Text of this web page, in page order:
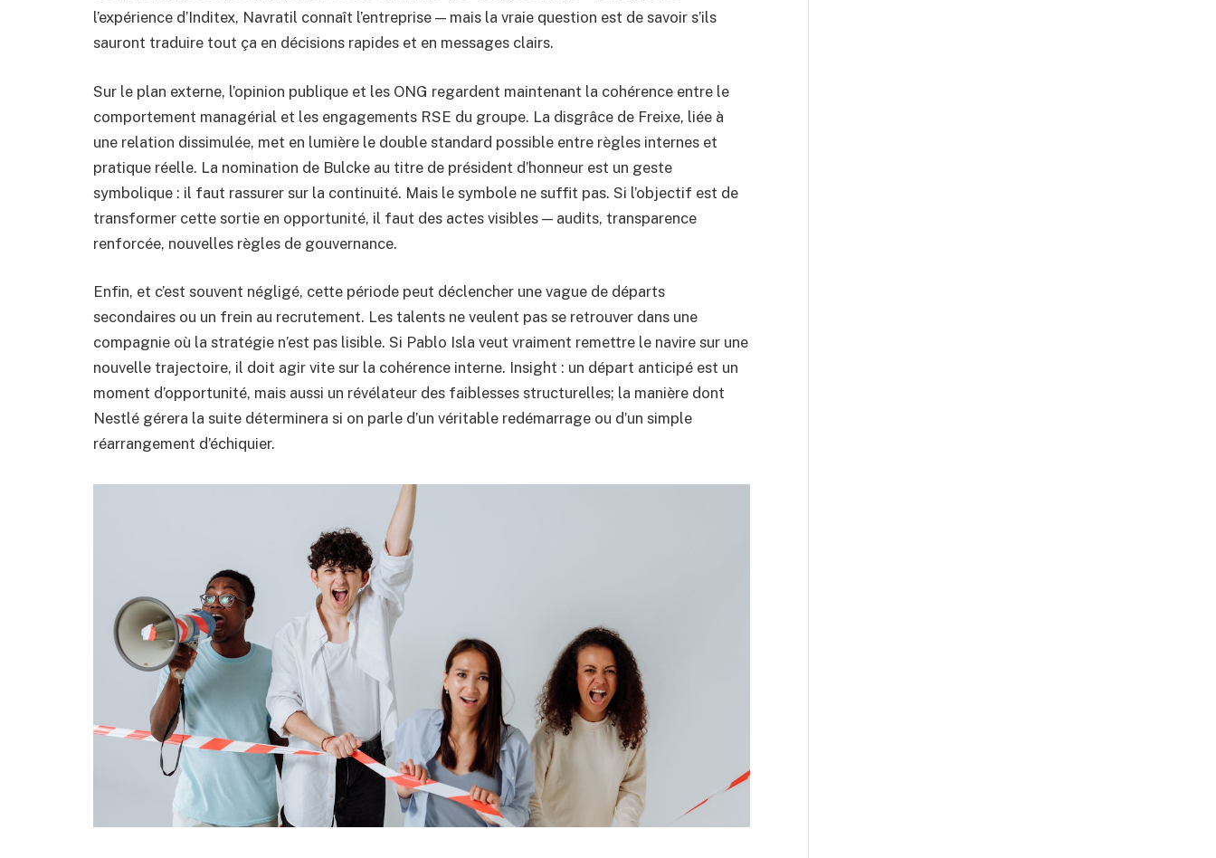
l’expérience d’Inditex, Navratil connaît l’entreprise — mais la vraie question est de savoir s’ils
sauront traduire tout ça en décisions rapides et en messages clairs.
Sur le plan externe, l’opinion publique et les ONG regardent maintenant la cohérence entre le
comportement managérial et les engagements RSE du groupe. La disgrâce de Freixe, liée à
une relation dissimulée, met en lumière le double standard possible entre règles internes et
pratique réelle. La nomination de Bulcke au titre de président d’honneur est un geste
symbolique : il faut rassurer sur la continuité. Mais le symbole ne suffit pas. Si l’objectif est de
transformer cette sortie en opportunité, il faut des actes visibles — audits, transparence
renforcée, nouvelles règles de gouvernance.
Enfin, et c’est souvent négligé, cette période peut déclencher une vague de départs
secondaires ou un frein au recrutement. Les talents ne veulent pas se retrouver dans une
compagnie où la stratégie n’est pas lisible. Si Pablo Isla veut vraiment remettre le navire sur une
nouvelle trajectoire, il doit agir vite sur la cohérence interne. Insight : un départ anticipé est un
moment d’opportunité, mais aussi un révélateur des faiblesses structurelles; la manière dont
Nestlé gérera la suite déterminera si on parle d’un véritable redémarrage ou d’un simple
réarrangement d’échiquier.